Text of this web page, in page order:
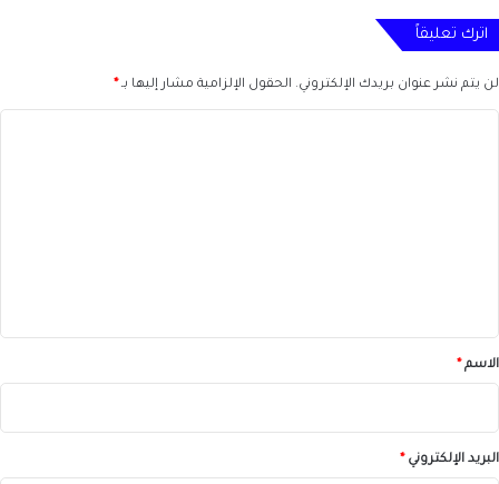
اترك تعليقاً
لن يتم نشر عنوان بريدك الإلكتروني. الحقول الإلزامية مشار إليها بـ*
*الاسم*
البريد الإلكتروني*